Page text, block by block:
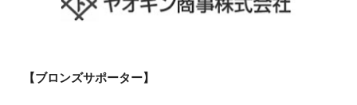
【ブロンズサポーター】